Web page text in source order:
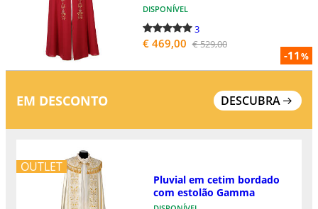
-11%
DISPONÍVEL
3
€ 469,00 € 529,00
EM DESCONTO DESCUBRA
OUTLET
Pluvial em cetim bordado
com estolão Gamma